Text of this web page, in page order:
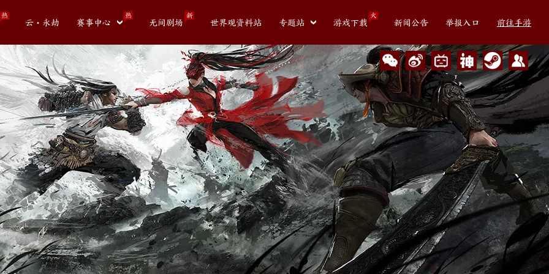
热
云・永劫 赛事中心
热
无间剧场
新
世界观资料站 专题站 游戏下载
火
新闻公告 举报入口 前往手游